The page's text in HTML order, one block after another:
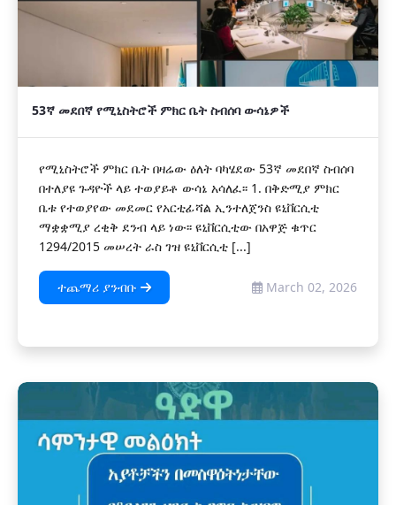
53ኛ መደበኛ የሚኒስትሮች ምክር ቤት ስብሰባ ውሳኔዎች
የሚኒስትሮች ምክር ቤት በዛሬው ዕለት ባካሄደው 53ኛ መደበኛ ስብሰባ
በተለያዩ ጉዳዮች ላይ ተወያይቶ ውሳኔ አሳለፈ፡፡ 1. በቅድሚያ ምክር
ቤቱ የተወያየው መደመር የአርቲፊሻል ኢንተለጀንስ ዩኒቨርሲቲ
ማቋቋሚያ ረቂቅ ደንብ ላይ ነው፡፡ ዩኒቨርሲቲው በአዋጅ ቁጥር
1294/2015 መሠረት ራስ ገዝ ዩኒቨርሲቲ [...]
ተጨማሪ ያንብቡ March 02, 2026